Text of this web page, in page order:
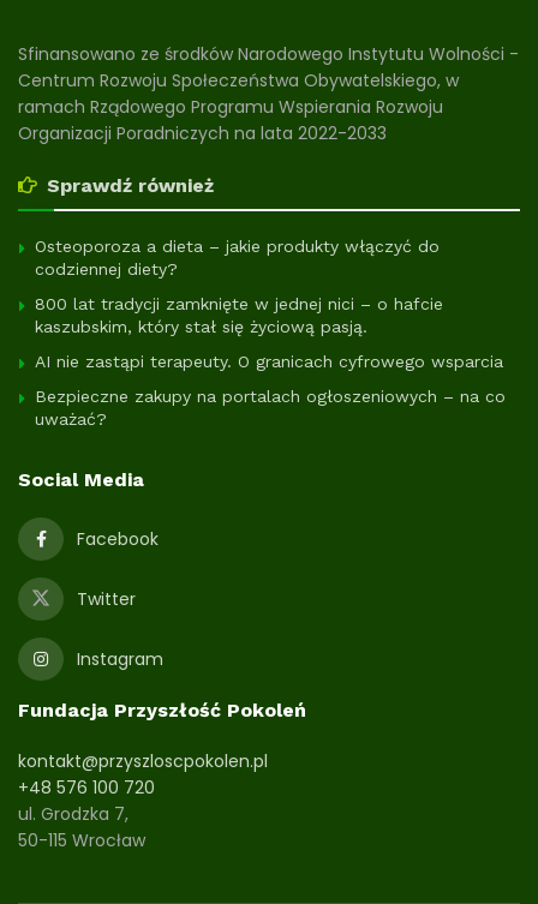
Sfinansowano ze środków Narodowego Instytutu Wolności -
Centrum Rozwoju Społeczeństwa Obywatelskiego, w
ramach Rządowego Programu Wspierania Rozwoju
Organizacji Poradniczych na lata 2022-2033
Sprawdź również
Osteoporoza a dieta – jakie produkty włączyć do
codziennej diety?
800 lat tradycji zamknięte w jednej nici – o hafcie
kaszubskim, który stał się życiową pasją.
AI nie zastąpi terapeuty. O granicach cyfrowego wsparcia
Bezpieczne zakupy na portalach ogłoszeniowych – na co
uważać?
Social Media
Facebook
Twitter
Instagram
Fundacja Przyszłość Pokoleń
kontakt@przyszloscpokolen.pl
+48 576 100 720
ul. Grodzka 7,
50-115 Wrocław